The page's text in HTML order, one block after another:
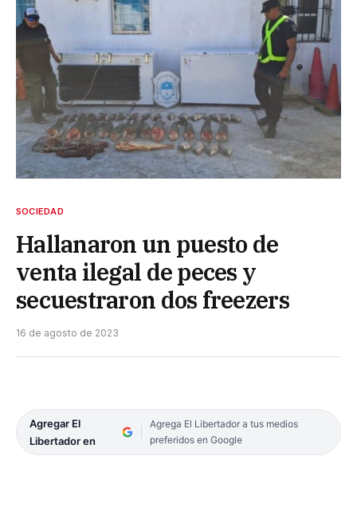
SOCIEDAD
Hallanaron un puesto de
venta ilegal de peces y
secuestraron dos freezers
16 de agosto de 2023
Agregar El
Libertador en
Agrega El Libertador a tus medios
preferidos en Google